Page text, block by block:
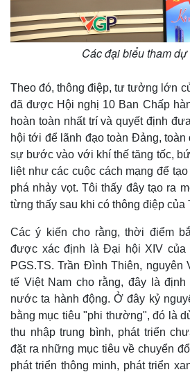
Các đại biểu tham dự
Theo đó, thông điệp, tư tưởng lớn
đã được Hội nghị 10 Ban Chấp
hoàn toàn nhất trí và quyết định
hội tới để lãnh đạo toàn Đảng, toàn
sự bước vào với khí thế tăng tốc,
liệt như các cuộc cách mạng để
phá nhảy vọt. Tôi thấy đây tạo ra
từng thấy sau khi có thông điệp của
Các ý kiến cho rằng, thời điểm
được xác định là Đại hội XIV của
PGS.TS. Trần Đình Thiên, nguyên
tế Việt Nam cho rằng, đây là
nước ta hành động. Ở đây kỷ
bằng mục tiêu "phi thường", đó là
thu nhập trung bình, phát triển
đặt ra những mục tiêu về chuyển
phát triển thông minh, phát triển